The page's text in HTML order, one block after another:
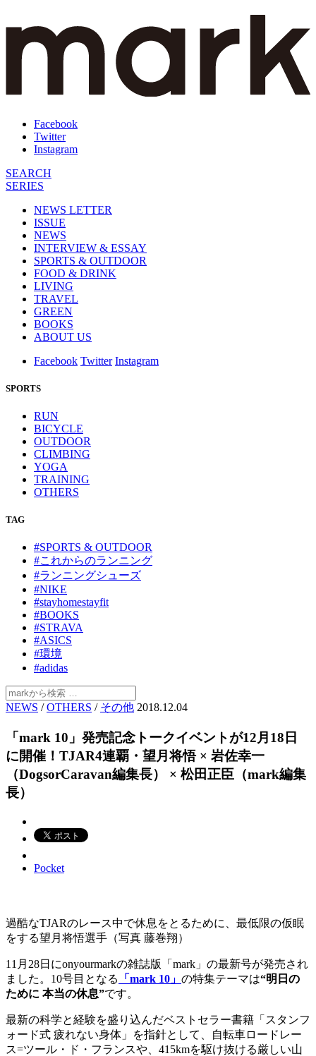
Facebook
Twitter
Instagram
SEARCH
SERIES
NEWS LETTER
ISSUE
NEWS
INTERVIEW & ESSAY
SPORTS & OUTDOOR
FOOD & DRINK
LIVING
TRAVEL
GREEN
BOOKS
ABOUT US
Facebook Twitter Instagram
SPORTS
RUN
BICYCLE
OUTDOOR
CLIMBING
YOGA
TRAINING
OTHERS
TAG
#SPORTS & OUTDOOR
#これからのランニング
#ランニングシューズ
#NIKE
#stayhomestayfit
#BOOKS
#STRAVA
#ASICS
#環境
#adidas
NEWS /OTHERS / その他 2018.12.04
「mark 10」発売記念トークイベントが12月18日
に開催！TJAR4連覇・望月将悟 × 岩佐幸一
（DogsorCaravan編集長） × 松田正臣（mark編集
長）
Pocket
過酷なTJARのレース中で休息をとるために、最低限の仮眠
をする望月将悟選手（写真 藤巻翔）
11月28日にonyourmarkの雑誌版「mark」の最新号が発売され
ました。10号目となる
「mark 10」 の特集テーマは“明日の
ために 本当の休息”です。
最新の科学と経験を盛り込んだベストセラー書籍「スタンフ
ォード式 疲れない身体」を指針として、自転車ロードレー
ス=ツール・ド・フランスや、415kmを駆け抜ける厳しい山